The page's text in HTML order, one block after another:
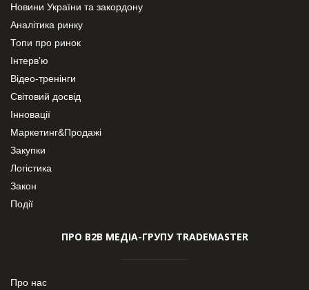
Новини України та закордону
Аналітика ринку
Топи про ринок
Інтерв’ю
Відео-тренінги
Світовий досвід
Інновації
Маркетинг&Продажі
Закупки
Логістика
Закон
Події
ПРО В2В МЕДІА-ГРУПУ TRADEMASTER
Про нас